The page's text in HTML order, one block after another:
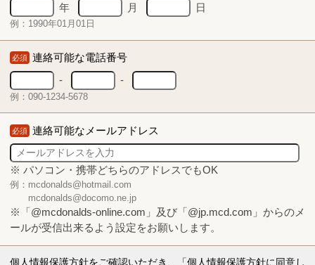
年
月 日
例：1990年01月01日
必須 連絡可能な電話番号
-
-
例：090-1234-5678
必須 連絡可能なメールアドレス
※ パソコン・携帯どちらのアドレスでもOK
例：mcdonalds@hotmail.com
mcdonalds@docomo.ne.jp
※「@mcdonalds-online.com」及び「@jp.mcd.com」からのメ
ールが受信出来るよう設定をお願いします。
個人情報保護方針をご確認いただき、「個人情報保護方針に同意し